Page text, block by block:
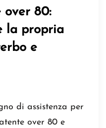
over 80:
la propria
e
di assistenza per
over 80 e